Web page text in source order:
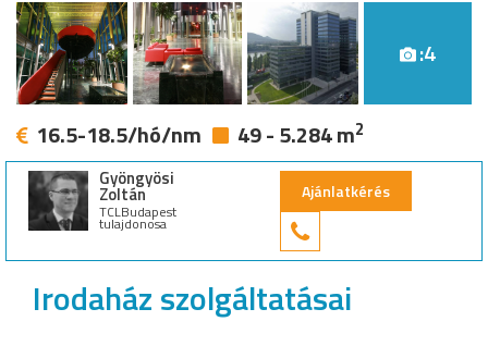
:4
16.5-18.5/hó/nm 49 - 5.284 m2
Gyöngyösi
Zoltán
TCLBudapest
tulajdonosa
Ajánlatkérés
Irodaház szolgáltatásai